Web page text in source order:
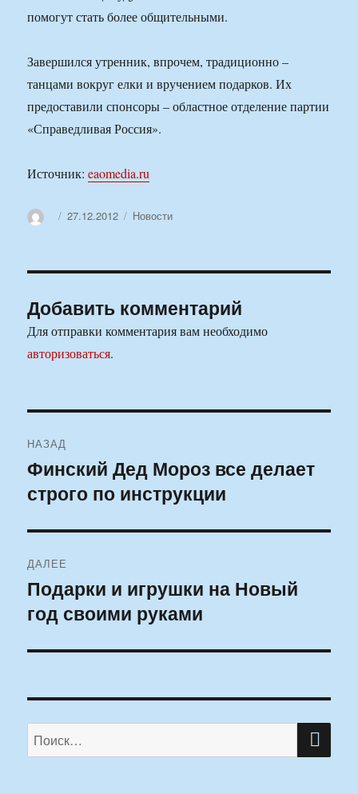
помогут стать более общительными.
Завершился утренник, впрочем, традиционно –
танцами вокруг елки и вручением подарков. Их
предоставили спонсоры – областное отделение партии
«Справедливая Россия».
Источник:eaomedia.ru
АвторОпубликовано
27.12.2012 Рубрики
Новости
Добавить комментарий
Для отправки комментария вам необходимо
авторизоваться.
по
записям
НАЗАД
Предыдущая
запись:
Финский Дед Мороз все делает
строго по инструкции
ДАЛЕЕ
Следующая
запись:
Подарки и игрушки на Новый
год своими руками
Искать: